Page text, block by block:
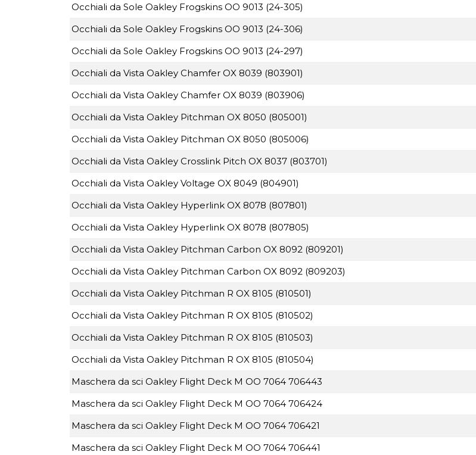
Occhiali da Sole Oakley Frogskins OO 9013 (24-305)
Occhiali da Sole Oakley Frogskins OO 9013 (24-306)
Occhiali da Sole Oakley Frogskins OO 9013 (24-297)
Occhiali da Vista Oakley Chamfer OX 8039 (803901)
Occhiali da Vista Oakley Chamfer OX 8039 (803906)
Occhiali da Vista Oakley Pitchman OX 8050 (805001)
Occhiali da Vista Oakley Pitchman OX 8050 (805006)
Occhiali da Vista Oakley Crosslink Pitch OX 8037 (803701)
Occhiali da Vista Oakley Voltage OX 8049 (804901)
Occhiali da Vista Oakley Hyperlink OX 8078 (807801)
Occhiali da Vista Oakley Hyperlink OX 8078 (807805)
Occhiali da Vista Oakley Pitchman Carbon OX 8092 (809201)
Occhiali da Vista Oakley Pitchman Carbon OX 8092 (809203)
Occhiali da Vista Oakley Pitchman R OX 8105 (810501)
Occhiali da Vista Oakley Pitchman R OX 8105 (810502)
Occhiali da Vista Oakley Pitchman R OX 8105 (810503)
Occhiali da Vista Oakley Pitchman R OX 8105 (810504)
Maschera da sci Oakley Flight Deck M OO 7064 706443
Maschera da sci Oakley Flight Deck M OO 7064 706424
Maschera da sci Oakley Flight Deck M OO 7064 706421
Maschera da sci Oakley Flight Deck M OO 7064 706441